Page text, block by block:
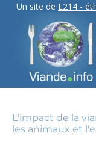
Aller
contenu
principal
Un site de L214 -
L'impact de la
les animaux et